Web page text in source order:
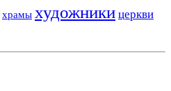
храмы художники церкви